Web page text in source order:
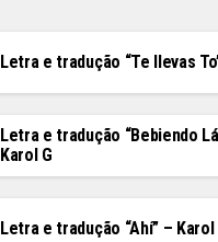
Letra e tradução “Te llevas
Letra e tradução “Bebiendo
Karol G
Letra e tradução “Ahí” –